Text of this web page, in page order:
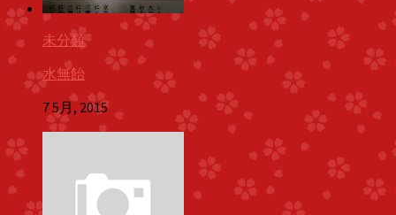
未分類
水無飴
7 5月, 2015